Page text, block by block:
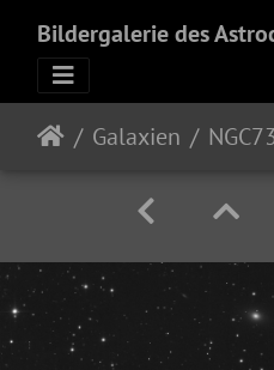
Bildergalerie des
Galaxien